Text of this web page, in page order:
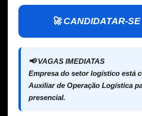
🚀 CANDIDATAR-
📢 VAGAS IMEDIATAS
Empresa do setor logístico está
Auxiliar de Operação Logística
presencial.